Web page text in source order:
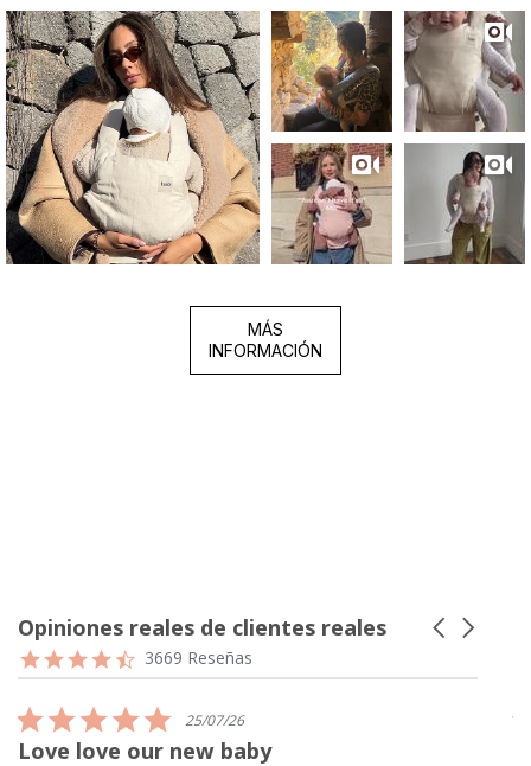
MÁS
INFORMACIÓN
Opiniones reales de clientes reales
Reviews
carousel
Carousel
4.7
star
3669 Reseñas
5.0
star
rating
25/07/26
Love love our new baby